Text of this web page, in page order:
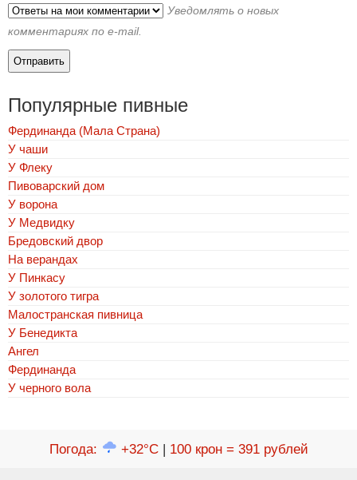
Уведомлять о новых
комментариях по e-mail.
Популярные пивные
Фердинанда (Мала Страна)
У чаши
У Флеку
Пивоварский дом
У ворона
У Медвидку
Бредовский двор
На верандах
У Пинкасу
У золотого тигра
Малостранская пивница
У Бенедикта
Ангел
Фердинанда
У черного вола
Погода: +32°C| 100 крон = 391 рублей